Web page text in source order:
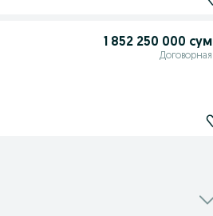
1 852 250 000 сум
Договорная